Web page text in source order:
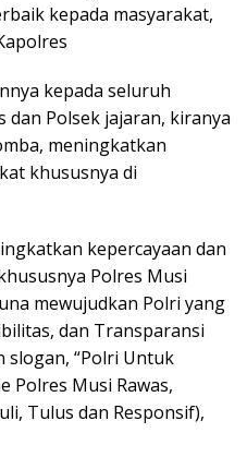
kepada masyarakat,
kepada seluruh
dan Polsek jajaran, kiranya
meningkatkan
khususnya di
kepercayaan dan
Polres Musi
mewujudkan Polri yang
dan Transparansi
slogan, “Polri Untuk
Polres Musi Rawas,
Tulus dan Responsif),